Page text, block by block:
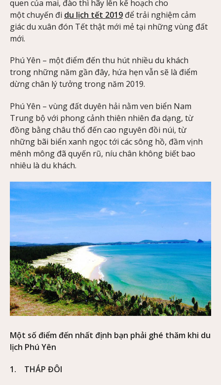
quen của mai, đào thì hãy lên kế hoạch cho
một chuyến đi du lịch tết 2019 để trải nghiệm cảm
giác du xuân đón Tết thật mới mẻ tại những vùng đất
mới.
Phú Yên – một điểm đến thu hút nhiều du khách
trong những năm gần đây, hứa hẹn vẫn sẽ là điểm
dừng chân lý tưởng trong năm 2019.
Phú Yên – vùng đất duyên hải nằm ven biển Nam
Trung bộ với phong cảnh thiên nhiên đa dạng, từ
đồng bằng châu thổ đến cao nguyên đồi núi, từ
những bãi biển xanh ngọc tới các sông hồ, đầm vịnh
mênh mông đã quyến rũ, níu chân không biết bao
nhiêu là du khách.
Một số điểm đến nhất định bạn phải ghé thăm khi du
lịch Phú Yên
1. THÁP ĐÔI